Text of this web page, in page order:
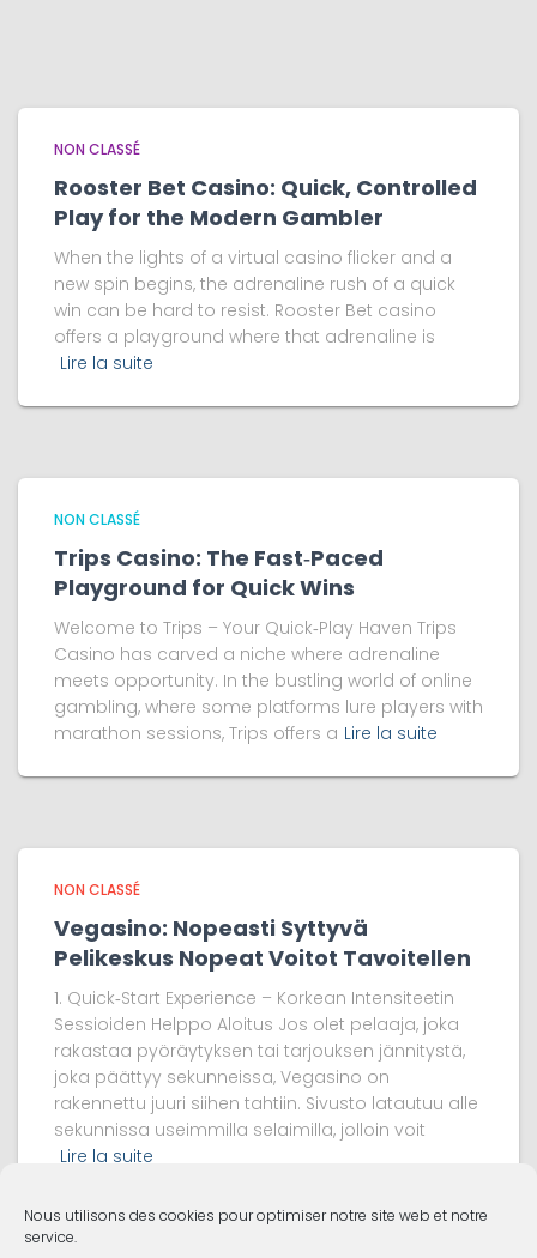
Nous utilisons des cookies pour optimiser notre site web et notre
service.
NON CLASSÉ
Rooster Bet Casino: Quick, Controlled
Play for the Modern Gambler
When the lights of a virtual casino flicker and a
new spin begins, the adrenaline rush of a quick
win can be hard to resist. Rooster Bet casino
offers a playground where that adrenaline is
Lire la suite
NON CLASSÉ
Trips Casino: The Fast‑Paced
Playground for Quick Wins
Welcome to Trips – Your Quick‑Play Haven Trips
Casino has carved a niche where adrenaline
meets opportunity. In the bustling world of online
gambling, where some platforms lure players with
marathon sessions, Trips offers a Lire la suite
NON CLASSÉ
Vegasino: Nopeasti Syttyvä
Pelikeskus Nopeat Voitot Tavoitellen
1. Quick‑Start Experience – Korkean Intensiteetin
Sessioiden Helppo Aloitus Jos olet pelaaja, joka
rakastaa pyöräytyksen tai tarjouksen jännitystä,
joka päättyy sekunneissa, Vegasino on
rakennettu juuri siihen tahtiin. Sivusto latautuu alle
sekunnissa useimmilla selaimilla, jolloin voit
Lire la suite